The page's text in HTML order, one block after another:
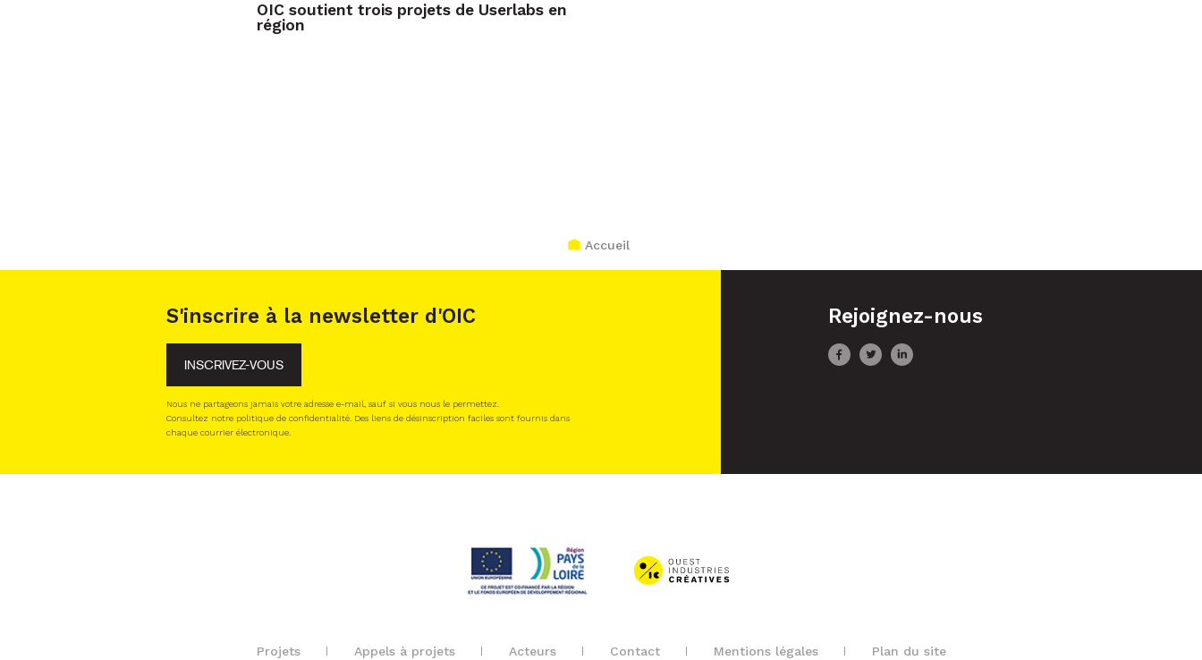
OIC soutient trois projets de Userlabs en
région
Accueil
S'inscrire à la newsletter d'OIC
INSCRIVEZ-VOUS
Nous ne partageons jamais votre adresse e-mail, sauf si vous nous le permettez.
Consultez notre politique de confidentialité. Des liens de désinscription faciles sont fournis dans
chaque courrier électronique.
Rejoignez-nous
Projets Appels à projets Acteurs Contact Mentions légales Plan du site